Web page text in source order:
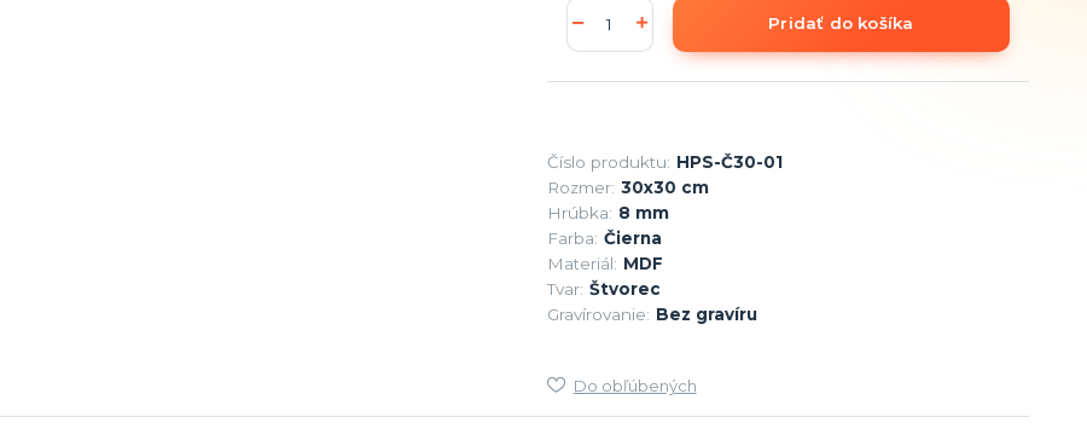
Pridať do košíka
Číslo produktu: HPS-Č30-01
Rozmer: 30x30 cm
Hrúbka: 8 mm
Farba: Čierna
Materiál: MDF
Tvar: Štvorec
Gravírovanie: Bez gravíru
Do obľúbených